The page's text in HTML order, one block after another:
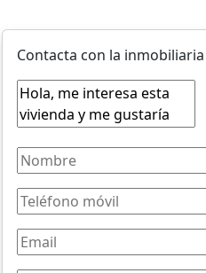
Contacta con la inmobiliaria